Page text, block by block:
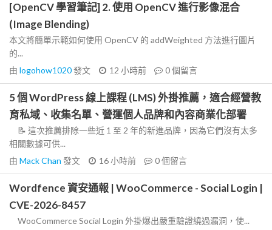
[OpenCV 學習筆記] 2. 使用 OpenCV 進行影像混合
(Image Blending)
本文將簡單示範如何使用 OpenCV 的 addWeighted 方法進行圖片
的...
由 logohow1020發文 12 小時前 0個留言
5 個 WordPress 線上課程 (LMS) 外掛推薦，適合經營教
育私域、收集名單、營運個人品牌和內容商業化部署
📝 這次推薦排除一些近 1 至 2 年的新進品牌，因為它們沒有太多
相關數據可供...
由 Mack Chan 發文 16 小時前 0個留言
Wordfence 資安通報 | WooCommerce - Social Login |
CVE-2026-8457
WooCommerce Social Login 外掛爆出嚴重驗證繞過漏洞，使...